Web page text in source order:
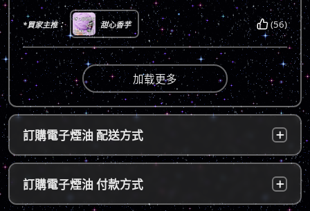
*買家主推： 甜心香芋 (56)
加载更多
訂購電子煙油 配送方式
台灣本島：
a. 黑貓宅配：訂單成立後，24小時內寄出，2
～5個工作天內可送達指定地址。
訂購電子煙油 付款方式